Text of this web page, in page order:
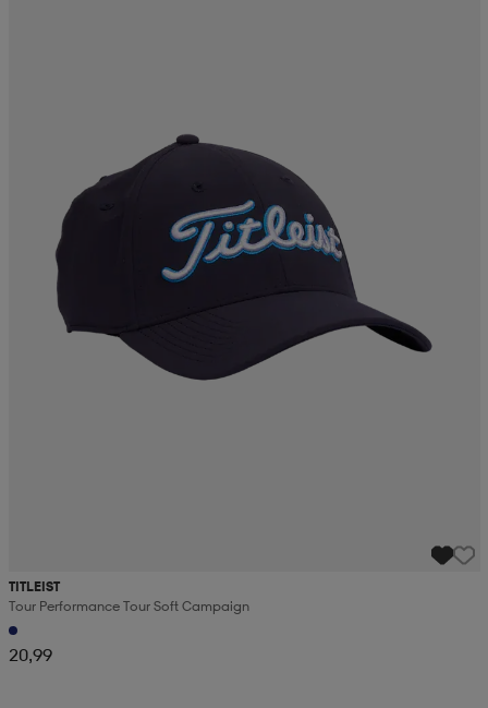
TITLEIST
Tour Performance Tour Soft Campaign
20,99